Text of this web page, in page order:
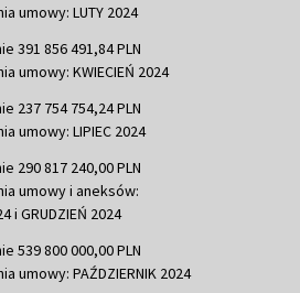
umowy: LUTY 2024
391 856 491,84 PLN
umowy: KWIECIEŃ 2024
237 754 754,24 PLN
umowy: LIPIEC 2024
290 817 240,00 PLN
umowy i aneksów:
i GRUDZIEŃ 2024
539 800 000,00 PLN
umowy: PAŹDZIERNIK 2024